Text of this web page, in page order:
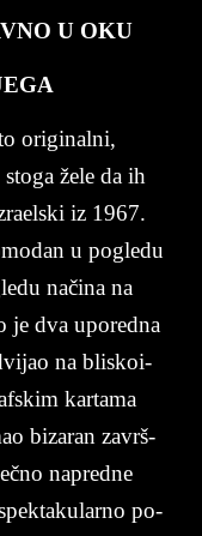
U OKU
ori­gi­nal­ni,
žele da ih
iz 1967.
u po­gle­du
načina na
je dva upo­red­na
na bli­sko­i­
kar­ta­ma
bi­za­ran za­vrš­
na­pred­ne
po­